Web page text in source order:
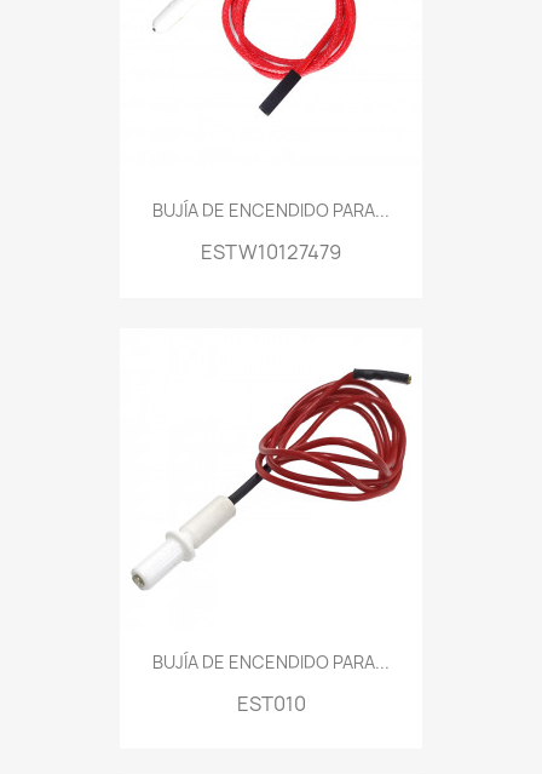
BUJÍA DE ENCENDIDO PARA...
ESTW10127479
BUJÍA DE ENCENDIDO PARA...
EST010